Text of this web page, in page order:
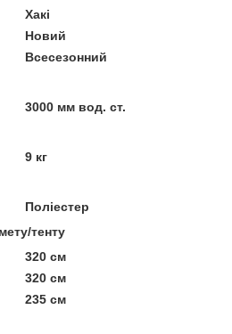
Хакі
Новий
Всесезонний
3000 мм вод. ст.
9 кг
Поліестер
тенту
320 см
320 см
235 см